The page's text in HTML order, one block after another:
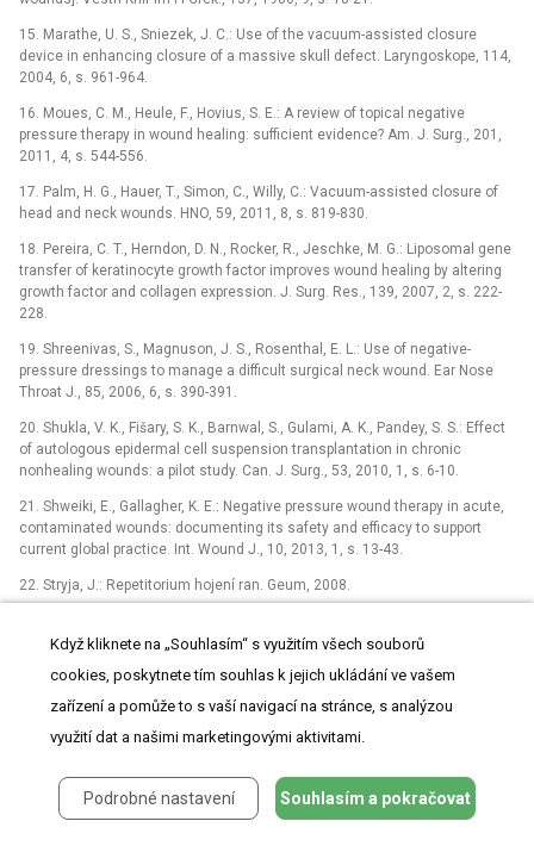
15. Marathe, U. S., Sniezek, J. C.: Use of the vacuum-assisted closure
device in enhancing closure of a massive skull defect. Laryngoskope, 114,
2004, 6, s. 961-964.
16. Moues, C. M., Heule, F., Hovius, S. E.: A review of topical negative
pressure therapy in wound healing: sufficient evidence? Am. J. Surg., 201,
2011, 4, s. 544-556.
17. Palm, H. G., Hauer, T., Simon, C., Willy, C.: Vacuum-assisted closure of
head and neck wounds. HNO, 59, 2011, 8, s. 819-830.
18. Pereira, C. T., Herndon, D. N., Rocker, R., Jeschke, M. G.: Liposomal gene
transfer of keratinocyte growth factor improves wound healing by altering
growth factor and collagen expression. J. Surg. Res., 139, 2007, 2, s. 222-
228.
19. Shreenivas, S., Magnuson, J. S., Rosenthal, E. L.: Use of negative-
pressure dressings to manage a difficult surgical neck wound. Ear Nose
Throat J., 85, 2006, 6, s. 390-391.
20. Shukla, V. K., Fišary, S. K., Barnwal, S., Gulami, A. K., Pandey, S. S.: Effect
of autologous epidermal cell suspension transplantation in chronic
nonhealing wounds: a pilot study. Can. J. Surg., 53, 2010, 1, s. 6-10.
21. Shweiki, E., Gallagher, K. E.: Negative pressure wound therapy in acute,
contaminated wounds: documenting its safety and efficacy to support
current global practice. Int. Wound J., 10, 2013, 1, s. 13-43.
22. Stryja, J.: Repetitorium hojení ran. Geum, 2008.
24. Tian, B., Khoo, D., Tay, A. C., Soo, K. C., Tan, N. C., Tan, H. K.et al.:
Management of orocutaneous fistulas using a vacuum-assisted closure
system. Head Neck, 36, 2014, 6, s. 873-881.
25. Tran, L. E., Berry, G. J., Fee, W. E. Jr.: Split-thickness skin graft
Surg, 131, 2005, 2, s. 124-128.
26. Vanderveen, E. E., Stoner, J. G., Swanson, N. A.: Chiseling of exposed
Když kliknete na „Souhlasím“ s využitím všech souborů
cookies, poskytnete tím souhlas k jejich ukládání ve vašem
zařízení a pomůže to s vaší navigací na stránce, s analýzou
využití dat a našimi marketingovými aktivitami.
Podrobné nastavení Souhlasím a pokračovat